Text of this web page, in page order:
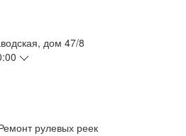
дом 47/8
рулевых реек